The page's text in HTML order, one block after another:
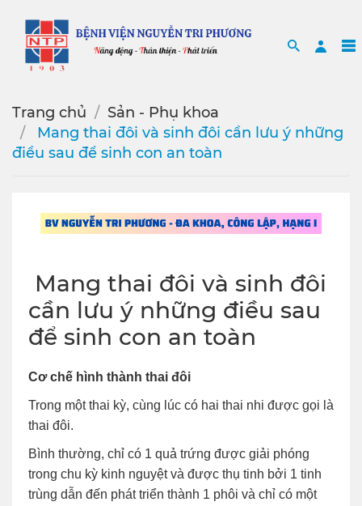
Search
Trang chủ
Sản - Phụ khoa
️ Mang thai đôi và sinh đôi cần lưu ý những
điều sau để sinh con an toàn
️ Mang thai đôi và sinh đôi
cần lưu ý những điều sau
để sinh con an toàn
Cơ chế hình thành thai đôi
Trong một thai kỳ, cùng lúc có hai thai nhi được gọi là
thai đôi.
Bình thường, chỉ có 1 quả trứng được giải phóng
trong chu kỳ kinh nguyệt và được thụ tinh bởi 1 tinh
trùng dẫn đến phát triển thành 1 phôi và chỉ có một